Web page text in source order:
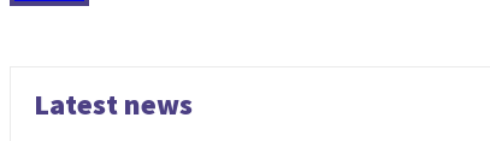
Latest news